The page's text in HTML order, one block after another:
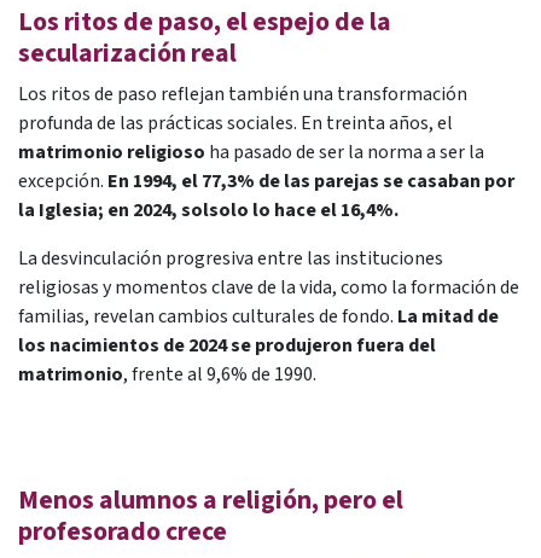
Los ritos de paso, el espejo de la
secularización real
Los ritos de paso reflejan también una transformación
profunda de las prácticas sociales. En treinta años, el
matrimonio religioso ha pasado de ser la norma a ser la
excepción. En 1994, el 77,3% de las parejas se casaban por
la Iglesia; en 2024, solsolo lo hace el 16,4%.
La desvinculación progresiva entre las instituciones
religiosas y momentos clave de la vida, como la formación de
familias, revelan cambios culturales de fondo. La mitad de
los nacimientos de 2024 se produjeron fuera del
matrimonio, frente al 9,6% de 1990.
Menos alumnos a religión, pero el
profesorado crece